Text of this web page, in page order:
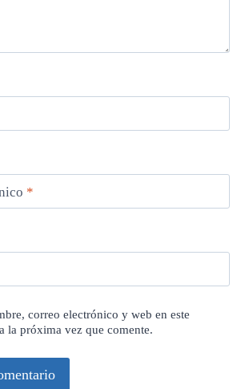
*
correo electrónico y web en este
la próxima vez que comente.